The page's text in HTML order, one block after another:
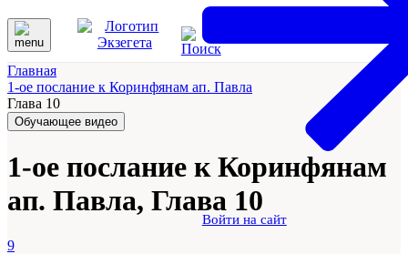
Войти на сайт
Главная
1-ое послание к Коринфянам ап. Павла
Глава 10
Обучающее видео
1-ое послание к Коринфянам
ап. Павла, Глава 10
9